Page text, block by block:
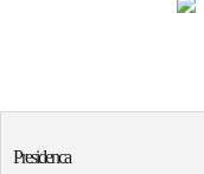
Presidenca